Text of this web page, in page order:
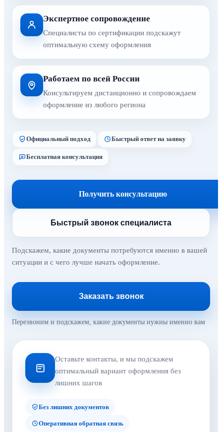
Экспертное сопровождение
Специалисты по сертификации подскажут
оптимальную схему оформления
Работаем по всей России
Консультируем дистанционно и сопровождаем
оформление из любого региона
Официальный подход Быстрый ответ на заявку
Бесплатная консультация
Получить консультацию
Быстрый звонок специалиста
Подскажем, какие документы потребуются именно в вашей
ситуации и с чего лучше начать оформление.
Заказать звонок
Перезвоним и подскажем, какие документы нужны именно вам
Оставьте контакты, и мы подскажем
оптимальный вариант оформления без
лишних шагов
Без лишних документов
Оперативная обратная связь